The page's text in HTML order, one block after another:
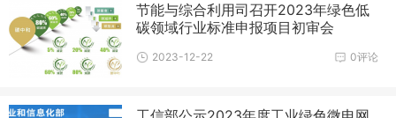
节能与综合利用司召开2023年绿色低
碳领域行业标准申报项目初审会
0评论
2023-12-22